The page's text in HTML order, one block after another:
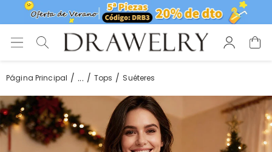
Página Principal ... Tops Suéteres